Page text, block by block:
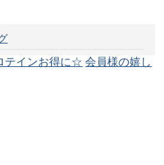
テインお得に☆ 会員様の嬉し